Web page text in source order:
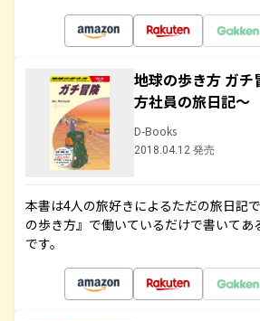
地球の歩き方 ガチ
方社員の旅日記～
D-Books
2018.04.12 発売
本書は4人の旅好きによるただの旅日記
の歩き方』で働いているだけで書いてあ
です。